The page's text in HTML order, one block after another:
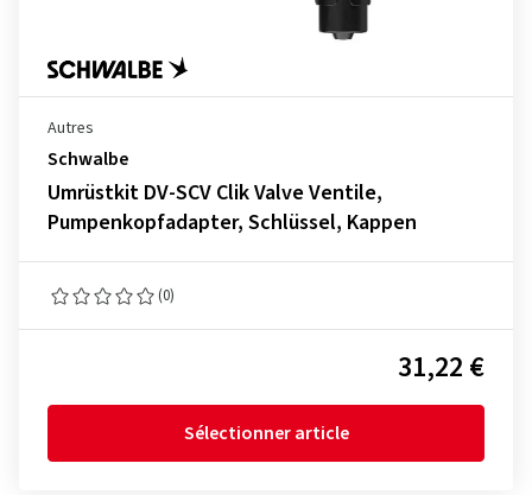
Autres
Schwalbe
Umrüstkit DV-SCV Clik Valve Ventile,
Pumpenkopfadapter, Schlüssel, Kappen
(0)
31,22 €
Sélectionner article